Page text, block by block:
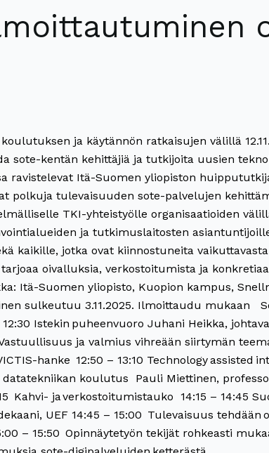
ja käytännön ratkaisujen välillä
sote-kentän kehittäjiä ja tutkijoita uusien
ravistelevat Itä-Suomen yliopiston
polkuja tulevaisuuden sote-palvelujen
TKI-yhteistyölle organisaatioiden
ja tutkimuslaitosten
kaikille, jotka ovat kiinnostuneita
oivalluksia, verkostoitumista ja
Itä-Suomen yliopisto, Kuopion kampus,
sulkeutuu 3.11.2025. Ilmoittaudu mukaan
Istekin puheenvuoro​ Juhani Heikka,
ja valmius vihreään siirtymän
hanke ​ 12:50 – 13:10​ Technology assisted
koulutus Pauli Miettinen,
Kahvi- ja verkostoitumistauko​ ​ 14:15 – 14:45​
UEF 14:45 – 15:00 ​ Tulevaisuus tehdään
– 15:50 ​ Opinnäytetyön tekijät rohkeasti